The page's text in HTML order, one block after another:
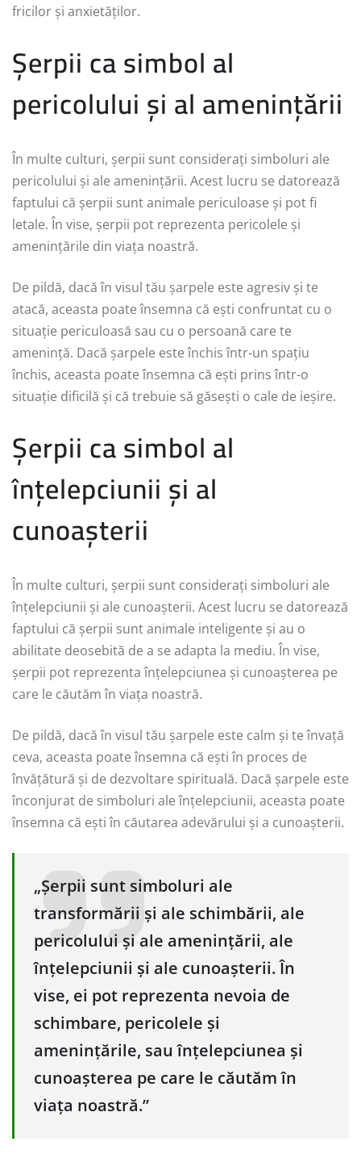
fricilor și anxietăților.
Șerpii ca simbol al
pericolului și al amenințării
În multe culturi, șerpii sunt considerați simboluri ale
pericolului și ale amenințării. Acest lucru se datorează
faptului că șerpii sunt animale periculoase și pot fi
letale. În vise, șerpii pot reprezenta pericolele și
amenințările din viața noastră.
De pildă, dacă în visul tău șarpele este agresiv și te
atacă, aceasta poate însemna că ești confruntat cu o
situație periculoasă sau cu o persoană care te
amenință. Dacă șarpele este închis într-un spațiu
închis, aceasta poate însemna că ești prins într-o
situație dificilă și că trebuie să găsești o cale de ieșire.
Șerpii ca simbol al
înțelepciunii și al
cunoașterii
În multe culturi, șerpii sunt considerați simboluri ale
înțelepciunii și ale cunoașterii. Acest lucru se datorează
faptului că șerpii sunt animale inteligente și au o
abilitate deosebită de a se adapta la mediu. În vise,
șerpii pot reprezenta înțelepciunea și cunoașterea pe
care le căutăm în viața noastră.
De pildă, dacă în visul tău șarpele este calm și te învață
ceva, aceasta poate însemna că ești în proces de
învățătură și de dezvoltare spirituală. Dacă șarpele este
înconjurat de simboluri ale înțelepciunii, aceasta poate
însemna că ești în căutarea adevărului și a cunoașterii.
„Șerpii sunt simboluri ale
transformării și ale schimbării, ale
pericolului și ale amenințării, ale
înțelepciunii și ale cunoașterii. În
vise, ei pot reprezenta nevoia de
schimbare, pericolele și
amenințările, sau înțelepciunea și
cunoașterea pe care le căutăm în
viața noastră.”